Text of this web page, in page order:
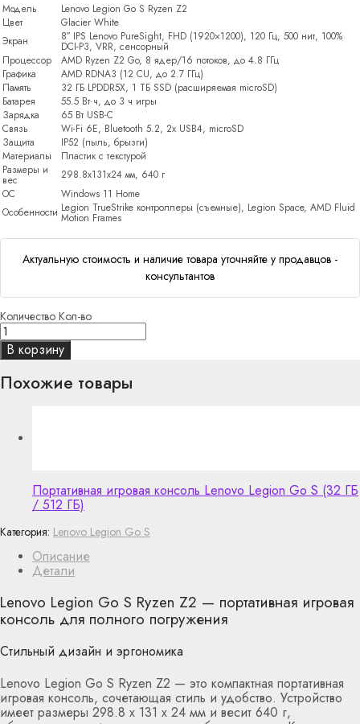
Модель
Lenovo Legion Go S Ryzen Z2
Цвет
Glacier White
Экран
8″ IPS Lenovo PureSight, FHD (1920×1200), 120 Гц, 500 нит, 100%
DCI-P3, VRR, сенсорный
Процессор
AMD Ryzen Z2 Go, 8 ядер/16 потоков, до 4.8 ГГц
Графика
AMD RDNA3 (12 CU, до 2.7 ГГц)
Память
32 ГБ LPDDR5X, 1 ТБ SSD (расширяемая microSD)
Батарея
55.5 Вт·ч, до 3 ч игры
Зарядка
65 Вт USB-C
Связь
Wi-Fi 6E, Bluetooth 5.2, 2x USB4, microSD
Защита
IP52 (пыль, брызги)
Материалы
Пластик с текстурой
Размеры и
вес
298.8x131x24 мм, 640 г
ОС
Windows 11 Home
Особенности Legion TrueStrike контроллеры (съемные), Legion Space, AMD Fluid
Motion Frames
Актуальную стоимость и наличие товара уточняйте у продавцов -
консультантов
Количество Кол-во
В корзину
Описание
Детали
Lenovo Legion Go S Ryzen Z2 — портативная игровая
консоль для полного погружения
Стильный дизайн и эргономика
Lenovo Legion Go S Ryzen Z2 — это компактная портативная
игровая консоль, сочетающая стиль и удобство. Устройство
имеет размеры 298.8 x 131 x 24 мм и весит 640 г,
Категория: Lenovo Legion Go S
Похожие товары
Портативная игровая консоль Lenovo Legion Go S (32 ГБ
/ 512 ГБ)